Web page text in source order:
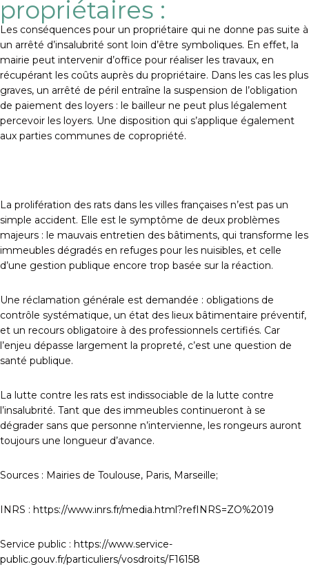
propriétaires :
Les conséquences pour un propriétaire qui ne donne pas suite à
un arrêté d’insalubrité sont loin d’être symboliques. En effet, la
mairie peut intervenir d’office pour réaliser les travaux, en
récupérant les coûts auprès du propriétaire. Dans les cas les plus
graves, un arrêté de péril entraîne la suspension de l’obligation
de paiement des loyers : le bailleur ne peut plus légalement
percevoir les loyers. Une disposition qui s’applique également
aux parties communes de copropriété.
La prolifération des rats dans les villes françaises n’est pas un
simple accident. Elle est le symptôme de deux problèmes
majeurs : le mauvais entretien des bâtiments, qui transforme les
immeubles dégradés en refuges pour les nuisibles, et celle
d’une gestion publique encore trop basée sur la réaction.
Une réclamation générale est demandée : obligations de
contrôle systématique, un état des lieux bâtimentaire préventif,
et un recours obligatoire à des professionnels certifiés. Car
l’enjeu dépasse largement la propreté, c’est une question de
santé publique.
La lutte contre les rats est indissociable de la lutte contre
l’insalubrité. Tant que des immeubles continueront à se
dégrader sans que personne n’intervienne, les rongeurs auront
toujours une longueur d’avance.
Sources : Mairies de Toulouse, Paris, Marseille;
INRS : https://www.inrs.fr/media.html?refINRS=ZO%2019
Service public : https://www.service-
public.gouv.fr/particuliers/vosdroits/F16158